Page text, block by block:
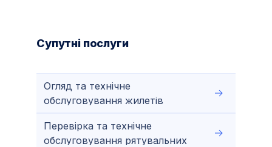
Супутні послуги
Огляд та технічне
обслуговування жилетів
Перевірка та технічне
обслуговування рятувальних